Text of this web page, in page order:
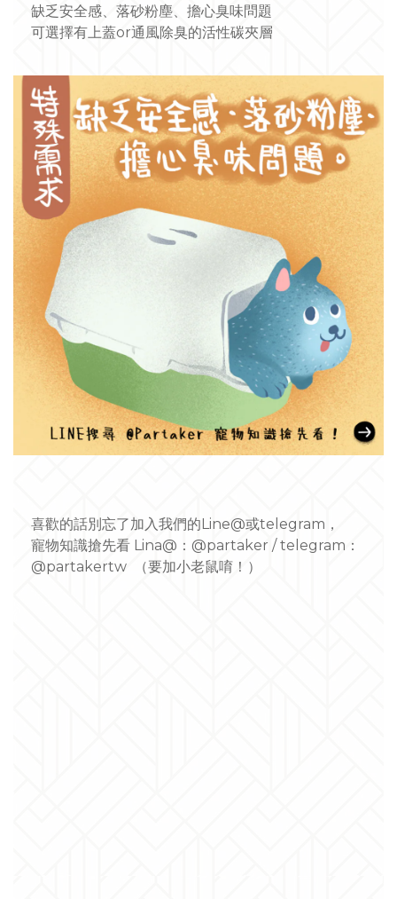
缺乏安全感、落砂粉塵、擔心臭味問題
可選擇有上蓋or通風除臭的活性碳夾層
喜歡的話別忘了加入我們的Line@或telegram，
寵物知識搶先看 Lina@：@partaker /telegram：
@partakertw（要加小老鼠唷！）